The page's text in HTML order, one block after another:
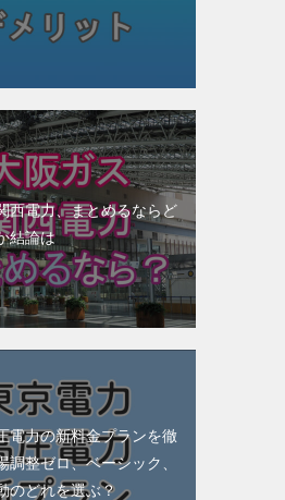
西電力、まとめるならど
結論は
電力の新料金プランを徹
調整ゼロ、ベーシック、
のどれを選ぶ？